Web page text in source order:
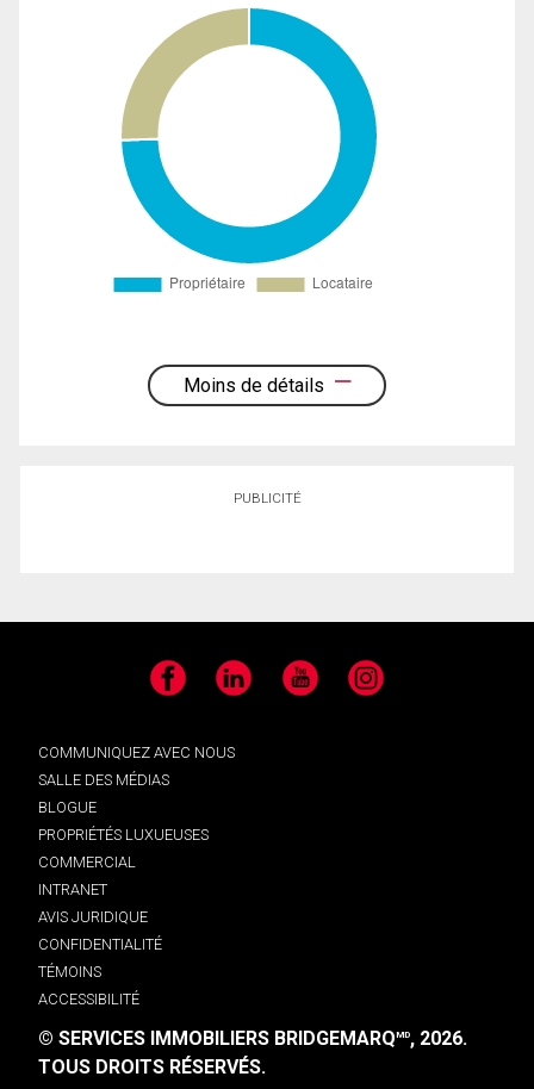
Moins de détails
PUBLICITÉ
Facebook LinkedIn YouTube Instagram
COMMUNIQUEZ AVEC NOUS
SALLE DES MÉDIAS
BLOGUE
PROPRIÉTÉS LUXUEUSES
COMMERCIAL
INTRANET
AVIS JURIDIQUE
CONFIDENTIALITÉ
TÉMOINS
ACCESSIBILITÉ
© SERVICES IMMOBILIERS BRIDGEMARQMD, 2026.
TOUS DROITS RÉSERVÉS.